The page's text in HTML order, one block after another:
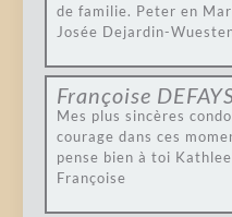
de familie. Peter en
Josée Dejardin-
Françoise
Mes plus sincères
courage dans ces
pense bien à toi
Françoise